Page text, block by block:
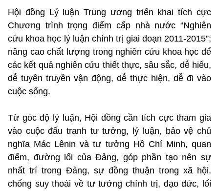
Hội đồng Lý luận Trung ương triển khai tích cực
Chương trình trọng điểm cấp nhà nước “Nghiên
cứu khoa học lý luận chính trị giai đoạn 2011-2015”;
nâng cao chất lượng trong nghiên cứu khoa học để
các kết quả nghiên cứu thiết thực, sâu sắc, dễ hiểu,
dễ tuyên truyền vận động, dễ thực hiện, dễ đi vào
cuộc sống.
Từ góc độ lý luận, Hội đồng cần tích cực tham gia
vào cuộc đấu tranh tư tưởng, lý luận, bảo vệ chủ
nghĩa Mác Lênin và tư tưởng Hồ Chí Minh, quan
điểm, đường lối của Đảng, góp phần tạo nên sự
nhất trí trong Đảng, sự đồng thuận trong xã hội,
chống suy thoái về tư tưởng chính trị, đạo đức, lối